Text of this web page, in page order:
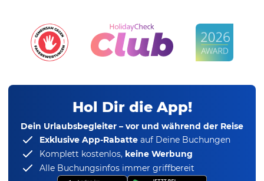
Hol Dir die App!
Dein Urlaubsbegleiter – vor und während der Reise
Exklusive App-Rabatte auf Deine Buchungen
Komplett kostenlos, keine Werbung
Alle Buchungsinfos immer griffbereit